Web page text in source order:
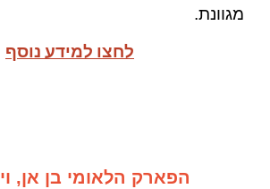
מגוונת.
לחצו למידע נוסף
הפארק הלאומי בן אן,